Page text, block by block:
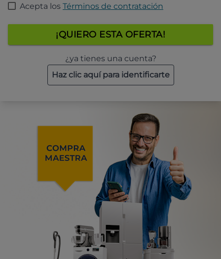
Acepta los Términos de contratación
¡QUIERO ESTA OFERTA!
¿ya tienes una cuenta?
Haz clic aquí para identificarte